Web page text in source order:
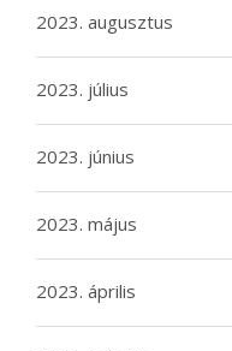
2023. augusztus
2023. július
2023. június
2023. május
2023. április